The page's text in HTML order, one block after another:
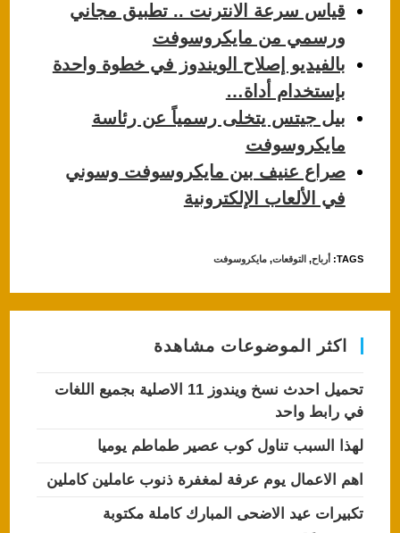
قياس سرعة الانترنت .. تطبيق مجاني
ورسمي من مايكروسوفت
بالفيديو إصلاح الويندوز في خطوة واحدة
بإستخدام أداة…
بيل جيتس يتخلى رسمياً عن رئاسة
مايكروسوفت
صراع عنيف بين مايكروسوفت وسوني
في الألعاب الإلكترونية
TAGS
:أرباح, التوقعات, مايكروسوفت
اكثر الموضوعات مشاهدة
تحميل احدث نسخ ويندوز 11 الاصلية بجميع اللغات
في رابط واحد
لهذا السبب تناول كوب عصير طماطم يوميا
اهم الاعمال يوم عرفة لمغفرة ذنوب عاملين كاملين
تكبيرات عيد الاضحى المبارك كاملة مكتوبة